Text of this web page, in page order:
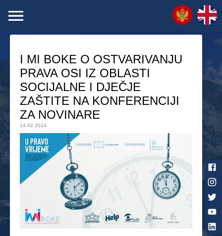
I MI BOKE O OSTVARIVANJU
PRAVA OSI IZ OBLASTI
SOCIJALNE I DJEČJE
ZAŠTITE NA KONFERENCIJI
ZA NOVINARE
14.02.2024